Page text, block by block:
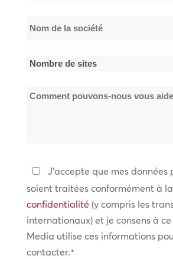
Nom
Nombre
sites
Comment
Politique
de
confidentialité
*
J'accepte que mes données
soient traitées conformément à la
confidentialité(y compris les
internationaux) et je consens à
Media utilise ces informations
contacter.*